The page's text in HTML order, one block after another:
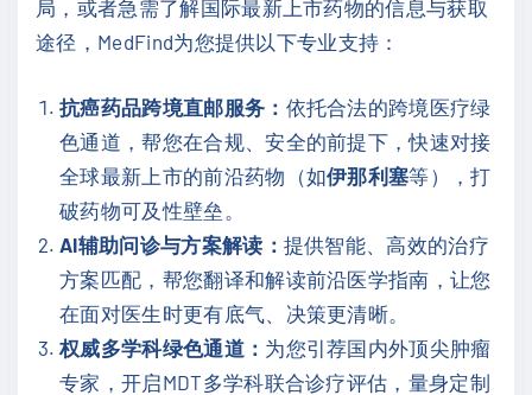
局，或者急需了解国际最新上市药物的信息与获取
途径，MedFind为您提供以下专业支持：
抗癌药品跨境直邮服务： 依托合法的跨境医疗绿
色通道，帮您在合规、安全的前提下，快速对接
全球最新上市的前沿药物（如伊那利塞等），打
破药物可及性壁垒。
AI辅助问诊与方案解读： 提供智能、高效的治疗
方案匹配，帮您翻译和解读前沿医学指南，让您
在面对医生时更有底气、决策更清晰。
权威多学科绿色通道： 为您引荐国内外顶尖肿瘤
专家，开启MDT多学科联合诊疗评估，量身定制